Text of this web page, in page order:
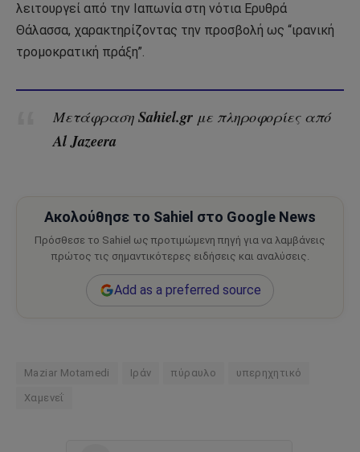
λειτουργεί από την Ιαπωνία στη νότια Ερυθρά
Θάλασσα, χαρακτηρίζοντας την προσβολή ως “ιρανική
τρομοκρατική πράξη”.
ΜετάφρασηSahiel.gr με πληροφορίες από
Al Jazeera
Ακολούθησε το Sahiel στο Google News
Πρόσθεσε το Sahiel ως προτιμώμενη πηγή για να λαμβάνεις
πρώτος τις σημαντικότερες ειδήσεις και αναλύσεις.
Add as a preferred source
Maziar Motamedi Ιράν πύραυλο υπερηχητικό
Χαμενεΐ